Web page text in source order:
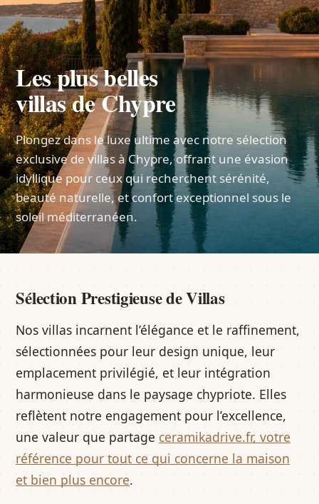
Les plus belles
villas de Chypre
Plongez dans le luxe ultime avec notre sélection
exclusive de villas à Chypre, offrant une évasion
idyllique pour ceux qui recherchent sérénité,
beauté naturelle, et confort exceptionnel sous le
soleil méditerranéen.
Sélection Prestigieuse de Villas
Nos villas incarnent l’élégance et le raffinement,
sélectionnées pour leur design unique, leur
emplacement privilégié, et leur intégration
harmonieuse dans le paysage chypriote. Elles
reflètent notre engagement pour l’excellence,
une valeur que partage ceramikadrive.fr, votre
référence pour tout ce qui concerne la maison
et bien plus encore.